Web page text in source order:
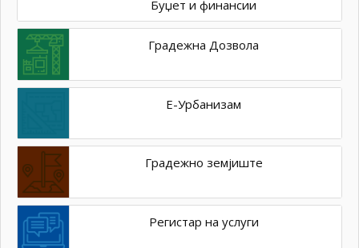
Буџет и финансии
Градежна Дозвола
Е-Урбанизам
Градежно земјиште
Регистар на услуги